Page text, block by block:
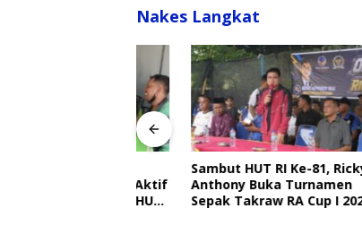
Nakes Langkat
Sambut HUT RI Ke-81, Ricky
Anthony Buka Turnamen
Sepak Takraw RA Cup I 2026